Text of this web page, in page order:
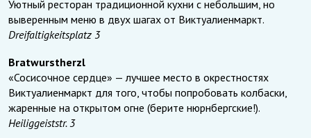
Уютный ресторан традиционной кухни с небольшим, но
выверенным меню в двух шагах от Виктуалиенмаркт.
Dreifaltigkeitsplatz 3
Bratwurstherzl
«Сосисочное сердце» — лучшее место в окрестностях
Виктуалиенмаркт для того, чтобы попробовать колбаски,
жаренные на открытом огне (берите нюрнбергские!).
Heiliggeiststr. 3